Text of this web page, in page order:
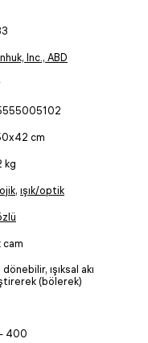
Inc., ABD
cm
kg
, ışık/optik
ışıksal akı
(bölerek)
400